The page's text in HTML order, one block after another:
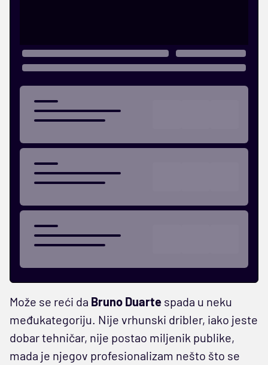
Može se reći da Bruno Duarte spada u neku
međukategoriju. Nije vrhunski dribler, iako jeste
dobar tehničar, nije postao miljenik publike,
mada je njegov profesionalizam nešto što se